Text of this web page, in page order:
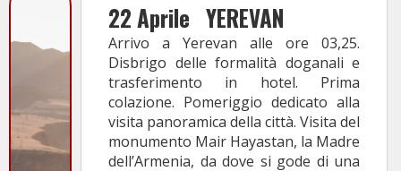
22 Aprile YEREVAN
Arrivo a Yerevan alle ore 03,25.
Disbrigo delle formalità doganali e
trasferimento in hotel. Prima
colazione. Pomeriggio dedicato alla
visita panoramica della città. Visita del
monumento Mair Hayastan, la Madre
dell’Armenia, da dove si gode di una